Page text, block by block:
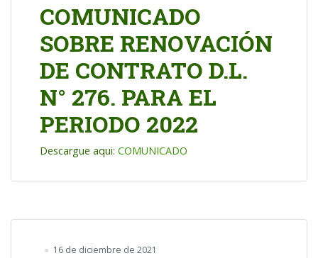
COMUNICADO
SOBRE RENOVACIÓN
DE CONTRATO D.L.
N° 276. PARA EL
PERIODO 2022
Descargue aqui: COMUNICADO
16 de diciembre de 2021